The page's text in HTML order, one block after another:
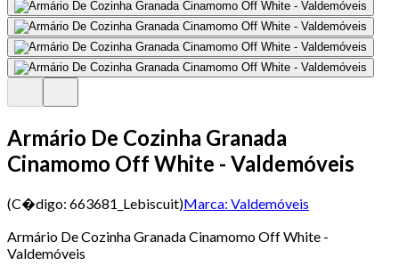
Armário De Cozinha Granada
Cinamomo Off White - Valdemóveis
(C�digo: 663681_Lebiscuit)Marca: Valdemóveis
Armário De Cozinha Granada Cinamomo Off White -
Valdemóveis